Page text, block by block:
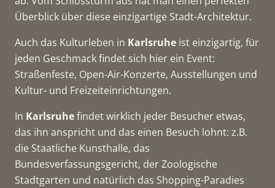
Überblick über diese einzigartige Stadt-Architektur.
Auch das Kulturleben in Karlsruhe ist einzigartig, für
jeden Geschmack findet sich hier ein Event:
Straßenfeste, Open-Air-Konzerte, Ausstellungen und
Kultur- und Freizeiteinrichtungen.
In Karlsruhefindet wirklich jeder Besucher etwas,
das ihn anspricht und das einen Besuch lohnt: z.B.
die Staatliche Kunsthalle, das
Bundesverfassungsgericht, der Zoologische
Stadtgarten und natürlich das Shopping-Paradies